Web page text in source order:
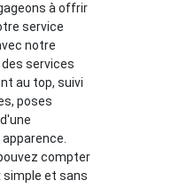
à offrir
service
notre
services
au top, suivi
poses
compter
simple et sans